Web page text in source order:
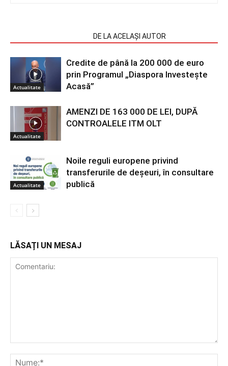
DE LA ACELAȘI AUTOR
Actualitate
Credite de până la 200 000 de euro
prin Programul „Diaspora Investește
Acasă”
Actualitate
AMENZI DE 163 000 DE LEI, DUPĂ
CONTROALELE ITM OLT
Actualitate
Noile reguli europene privind
transferurile de deșeuri, în consultare
publică
LĂSAȚI UN MESAJ